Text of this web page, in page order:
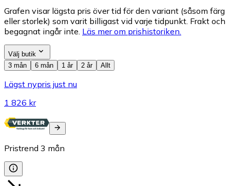
Grafen visar lägsta pris över tid för den variant (såsom färg
eller storlek) som varit billigast vid varje tidpunkt. Frakt och
begagnat ingår inte. Läs mer om prishistoriken.
Välj butik
3 mån
6 mån 1 år 2 år Allt
Lägst nypris just nu
1 826 kr
Pristrend 3 mån